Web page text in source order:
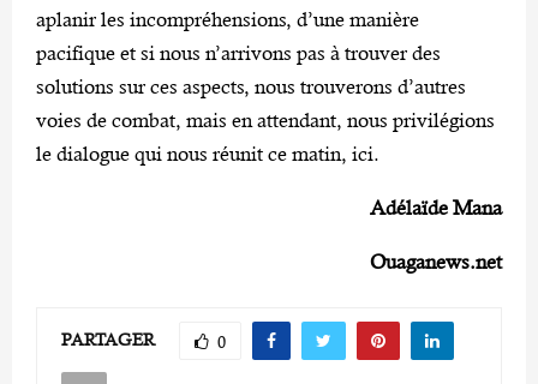
aplanir les incompréhensions, d’une manière
pacifique et si nous n’arrivons pas à trouver des
solutions sur ces aspects, nous trouverons d’autres
voies de combat, mais en attendant, nous privilégions
le dialogue qui nous réunit ce matin, ici.
Adélaïde Mana
Ouaganews.net
PARTAGER 0